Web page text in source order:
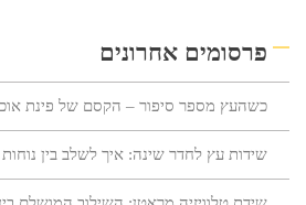
פרסומים אחרונים
כשהעץ מספר סיפור – הקסם של פינת
שידות עץ לחדר שינה: איך לשלב בין נוחות